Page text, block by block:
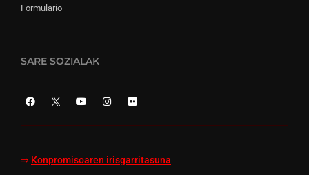
Formulario
SARE SOZIALAK
⇒ Konpromisoaren irisgarritasuna